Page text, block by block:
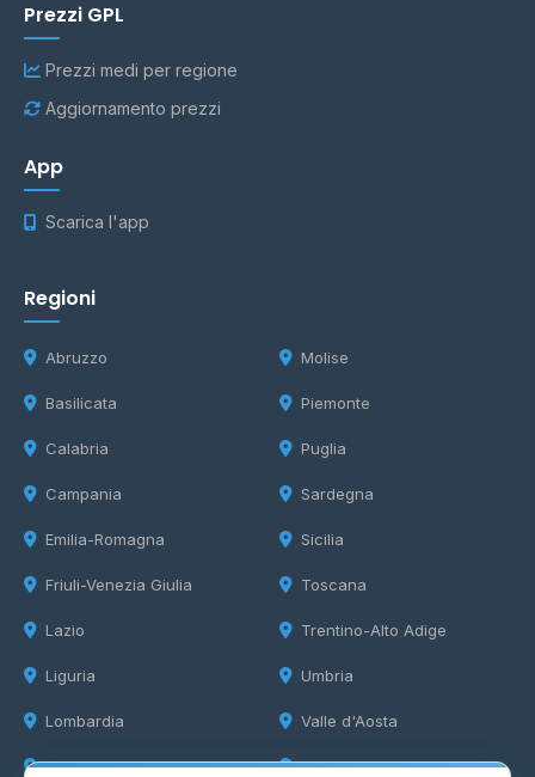
Prezzi GPL
Prezzi medi per regione
Aggiornamento prezzi
App
Scarica l'app
Regioni
Abruzzo
Basilicata
Calabria
Campania
Emilia-Romagna
Friuli-Venezia Giulia
Lazio
Liguria
Lombardia
Marche
Molise
Piemonte
Puglia
Sardegna
Sicilia
Toscana
Trentino-Alto Adige
Umbria
Valle d'Aosta
Veneto